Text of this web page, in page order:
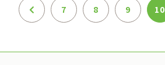
7 8 9 10